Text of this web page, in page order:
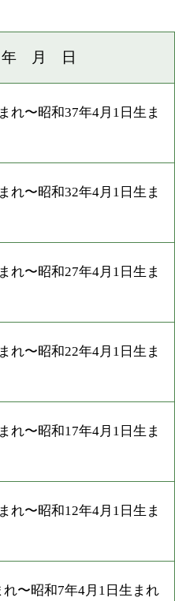
月 日
れ〜昭和37年4月1日生ま
れ〜昭和32年4月1日生ま
れ〜昭和27年4月1日生ま
れ〜昭和22年4月1日生ま
れ〜昭和17年4月1日生ま
れ〜昭和12年4月1日生ま
〜昭和7年4月1日生まれ